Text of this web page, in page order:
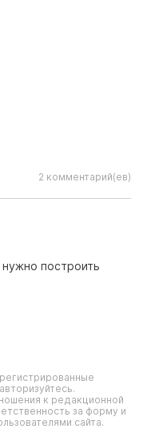
2 комментарий(ев)
построить
к редакционной
за форму и
сайта.